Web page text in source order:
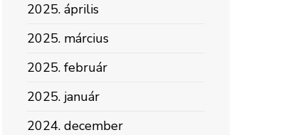
2025. április
2025. március
2025. február
2025. január
2024. december